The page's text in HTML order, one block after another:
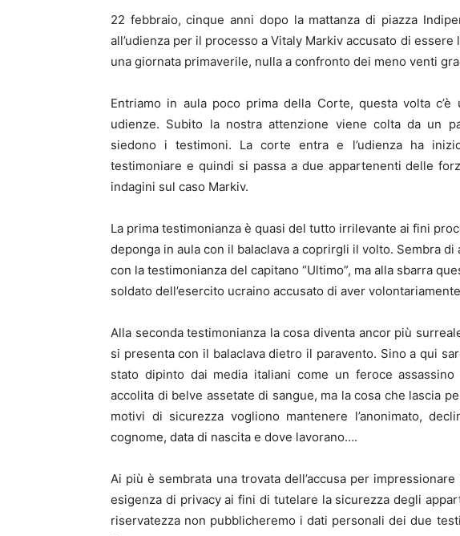
22 febbraio, cinque anni dopo la mattanza di piazza
all’udienza per il processo a Vitaly Markiv accusato di essere
una giornata primaverile, nulla a confronto dei meno venti
Entriamo in aula poco prima della Corte, questa volta
udienze. Subito la nostra attenzione viene colta da un
siedono i testimoni. La corte entra e l’udienza ha
testimoniare e quindi si passa a due appartenenti delle
indagini sul caso Markiv.
La prima testimonianza è quasi del tutto irrilevante ai fini
deponga in aula con il balaclava a coprirgli il volto. Sembra
con la testimonianza del capitano “Ultimo”, ma alla sbarra
soldato dell’esercito ucraino accusato di aver
Alla seconda testimonianza la cosa diventa ancor più
si presenta con il balaclava dietro il paravento. Sino a qui
stato dipinto dai media italiani come un feroce
accolita di belve assetate di sangue, ma la cosa che lascia
motivi di sicurezza vogliono mantenere l’anonimato,
cognome, data di nascita e dove lavorano….
Ai più è sembrata una trovata dell’accusa per
esigenza di privacy ai fini di tutelare la sicurezza degli
riservatezza non pubblicheremo i dati personali dei due